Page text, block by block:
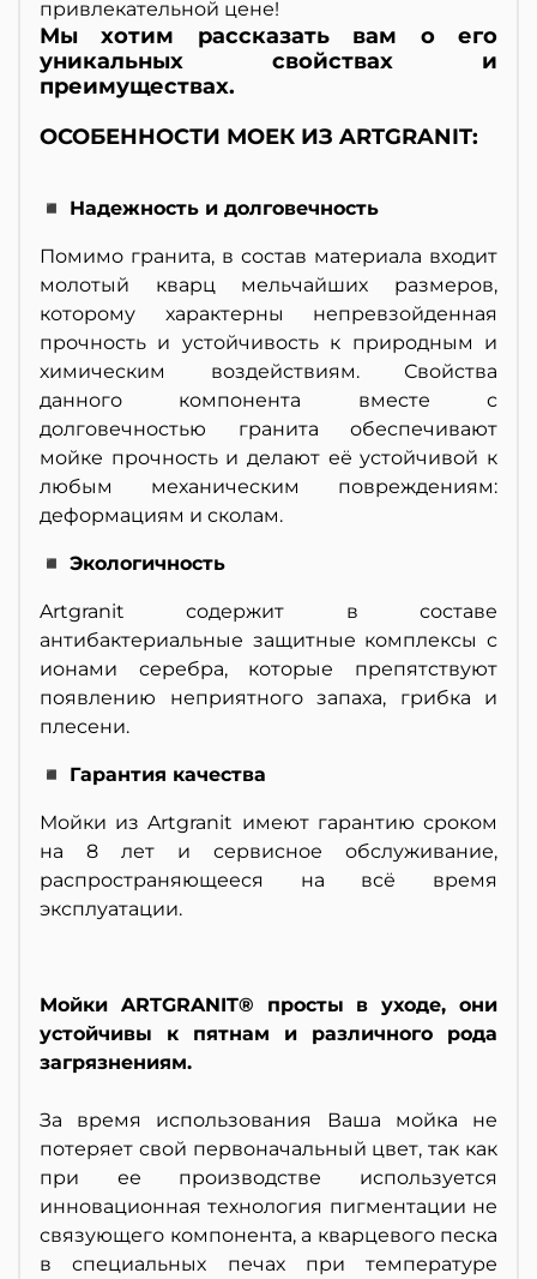
привлекательной цене!
Мы хотим рассказать вам о его
уникальных свойствах и
преимуществах.
ОСОБЕННОСТИ МОЕК ИЗ ARTGRANIT:
◾ Надежность и долговечность
Помимо гранита, в состав материала входит
молотый кварц мельчайших размеров,
которому характерны непревзойденная
прочность и устойчивость к природным и
химическим воздействиям. Свойства
данного компонента вместе с
долговечностью гранита обеспечивают
мойке прочность и делают её устойчивой к
любым механическим повреждениям:
деформациям и сколам.
◾ Экологичность
Artgranit содержит в составе
антибактериальные защитные комплексы с
ионами серебра, которые препятствуют
появлению неприятного запаха, грибка и
плесени.
◾ Гарантия качества
Мойки из Artgranit имеют гарантию сроком
на 8 лет и сервисное обслуживание,
распространяющееся на всё время
эксплуатации.
Мойки ARTGRANIT® просты в уходе, они
устойчивы к пятнам и различного рода
загрязнениям.
За время использования Ваша мойка не
потеряет свой первоначальный цвет, так как
при ее производстве используется
инновационная технология пигментации не
связующего компонента, а кварцевого песка
в специальных печах при температуре